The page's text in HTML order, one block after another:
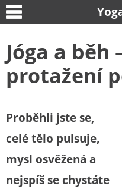
Jóga a běh
protažení
Proběhli jste se,
celé tělo pulsuje,
mysl osvěžená a
nejspíš se chystáte